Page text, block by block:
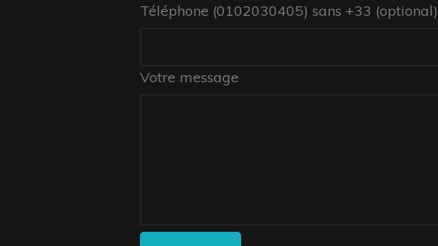
Téléphone (0102030405) sans +33 (optional)
Votre message